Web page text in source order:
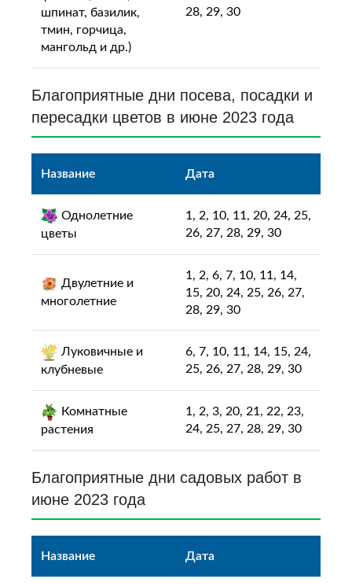
шпинат, базилик,
тмин, горчица,
мангольд и др.)
28, 29, 30
Благоприятные дни посева, посадки и
пересадки цветов в июне 2023 года
Название Дата
Однолетние
цветы
1, 2, 10, 11, 20, 24, 25,
26, 27, 28, 29, 30
Двулетние и
многолетние
1, 2, 6, 7, 10, 11, 14,
15, 20, 24, 25, 26, 27,
28, 29, 30
Луковичные и
клубневые
6, 7, 10, 11, 14, 15, 24,
25, 26, 27, 28, 29, 30
Комнатные
растения
1, 2, 3, 20, 21, 22, 23,
24, 25, 27, 28, 29, 30
Благоприятные дни садовых работ в
июне 2023 года
Название Дата